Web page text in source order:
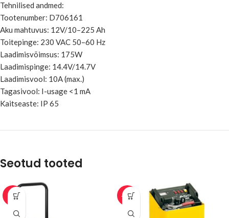
Tehnilised andmed:
Tootenumber: D706161
Aku mahtuvus: 12V/10–225 Ah
Toitepinge: 230 VAC 50–60 Hz
Laadimisvõimsus: 175W
Laadimispinge: 14.4V/14.7V
Laadimisvool: 10A (max.)
Tagasivool: I-usage <1 mA
Kaitseaste: IP 65
Seotud tooted
-7% -21%